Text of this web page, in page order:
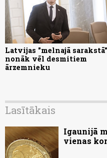
Latvijas "melnajā sarakstā"
nonāk vēl desmitiem
ārzemnieku
Lasītākais
Igaunijā
vienas